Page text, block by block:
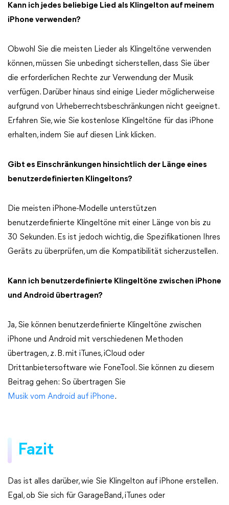
Kann ich jedes beliebige Lied als Klingelton auf meinem
iPhone verwenden?
Obwohl Sie die meisten Lieder als Klingeltöne verwenden
können, müssen Sie unbedingt sicherstellen, dass Sie über
die erforderlichen Rechte zur Verwendung der Musik
verfügen. Darüber hinaus sind einige Lieder möglicherweise
aufgrund von Urheberrechtsbeschränkungen nicht geeignet.
Erfahren Sie, wie Sie kostenlose Klingeltöne für das iPhone
erhalten, indem Sie auf diesen Link klicken.
Gibt es Einschränkungen hinsichtlich der Länge eines
benutzerdefinierten Klingeltons?
Die meisten iPhone-Modelle unterstützen
benutzerdefinierte Klingeltöne mit einer Länge von bis zu
30 Sekunden. Es ist jedoch wichtig, die Spezifikationen Ihres
Geräts zu überprüfen, um die Kompatibilität sicherzustellen.
Kann ich benutzerdefinierte Klingeltöne zwischen iPhone
und Android übertragen?
Ja, Sie können benutzerdefinierte Klingeltöne zwischen
iPhone und Android mit verschiedenen Methoden
übertragen, z. B. mit iTunes, iCloud oder
Drittanbietersoftware wie FoneTool. Sie können zu diesem
Beitrag gehen: So übertragen Sie
Musik vom Android auf iPhone.
Fazit
Das ist alles darüber, wie Sie Klingelton auf iPhone erstellen.
Egal, ob Sie sich für GarageBand, iTunes oder